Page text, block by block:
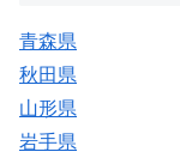
青森県
秋田県
山形県
岩手県